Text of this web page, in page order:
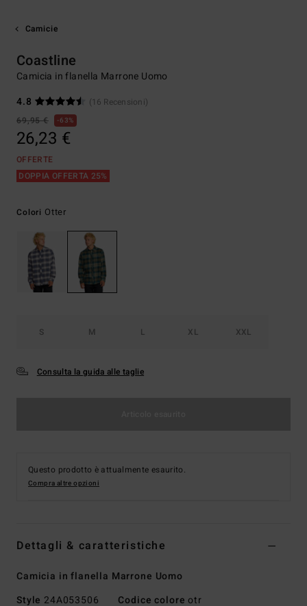
Camicie
Coastline
Camicia in flanella Marrone Uomo
4.8
(16 Recensioni)
69,95 €
63%
26,23 €
OFFERTE
DOPPIA OFFERTA 25%
Colori Otter
S M L XL XXL
Consulta la guida alle taglie
Questo prodotto è attualmente esaurito.
Compra altre opzioni
Dettagli & caratteristiche
Camicia in flanella Marrone Uomo
Style 24A053506 Codice colore otr